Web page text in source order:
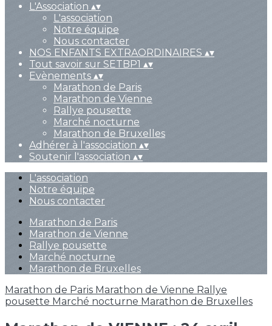
L'Association ▴▾
L'association
Notre équipe
Nous contacter
NOS ENFANTS EXTRAORDINAIRES ▴▾
Tout savoir sur SETBP1 ▴▾
Evènements ▴▾
Marathon de Paris
Marathon de Vienne
Rallye pousette
Marché nocturne
Marathon de Bruxelles
Adhérer à l'association ▴▾
Soutenir l'association ▴▾
L'association
Notre équipe
Nous contacter
Marathon de Paris
Marathon de Vienne
Rallye pousette
Marché nocturne
Marathon de Bruxelles
Marathon de Paris Marathon de Vienne Rallye
pousette Marché nocturne Marathon de Bruxelles